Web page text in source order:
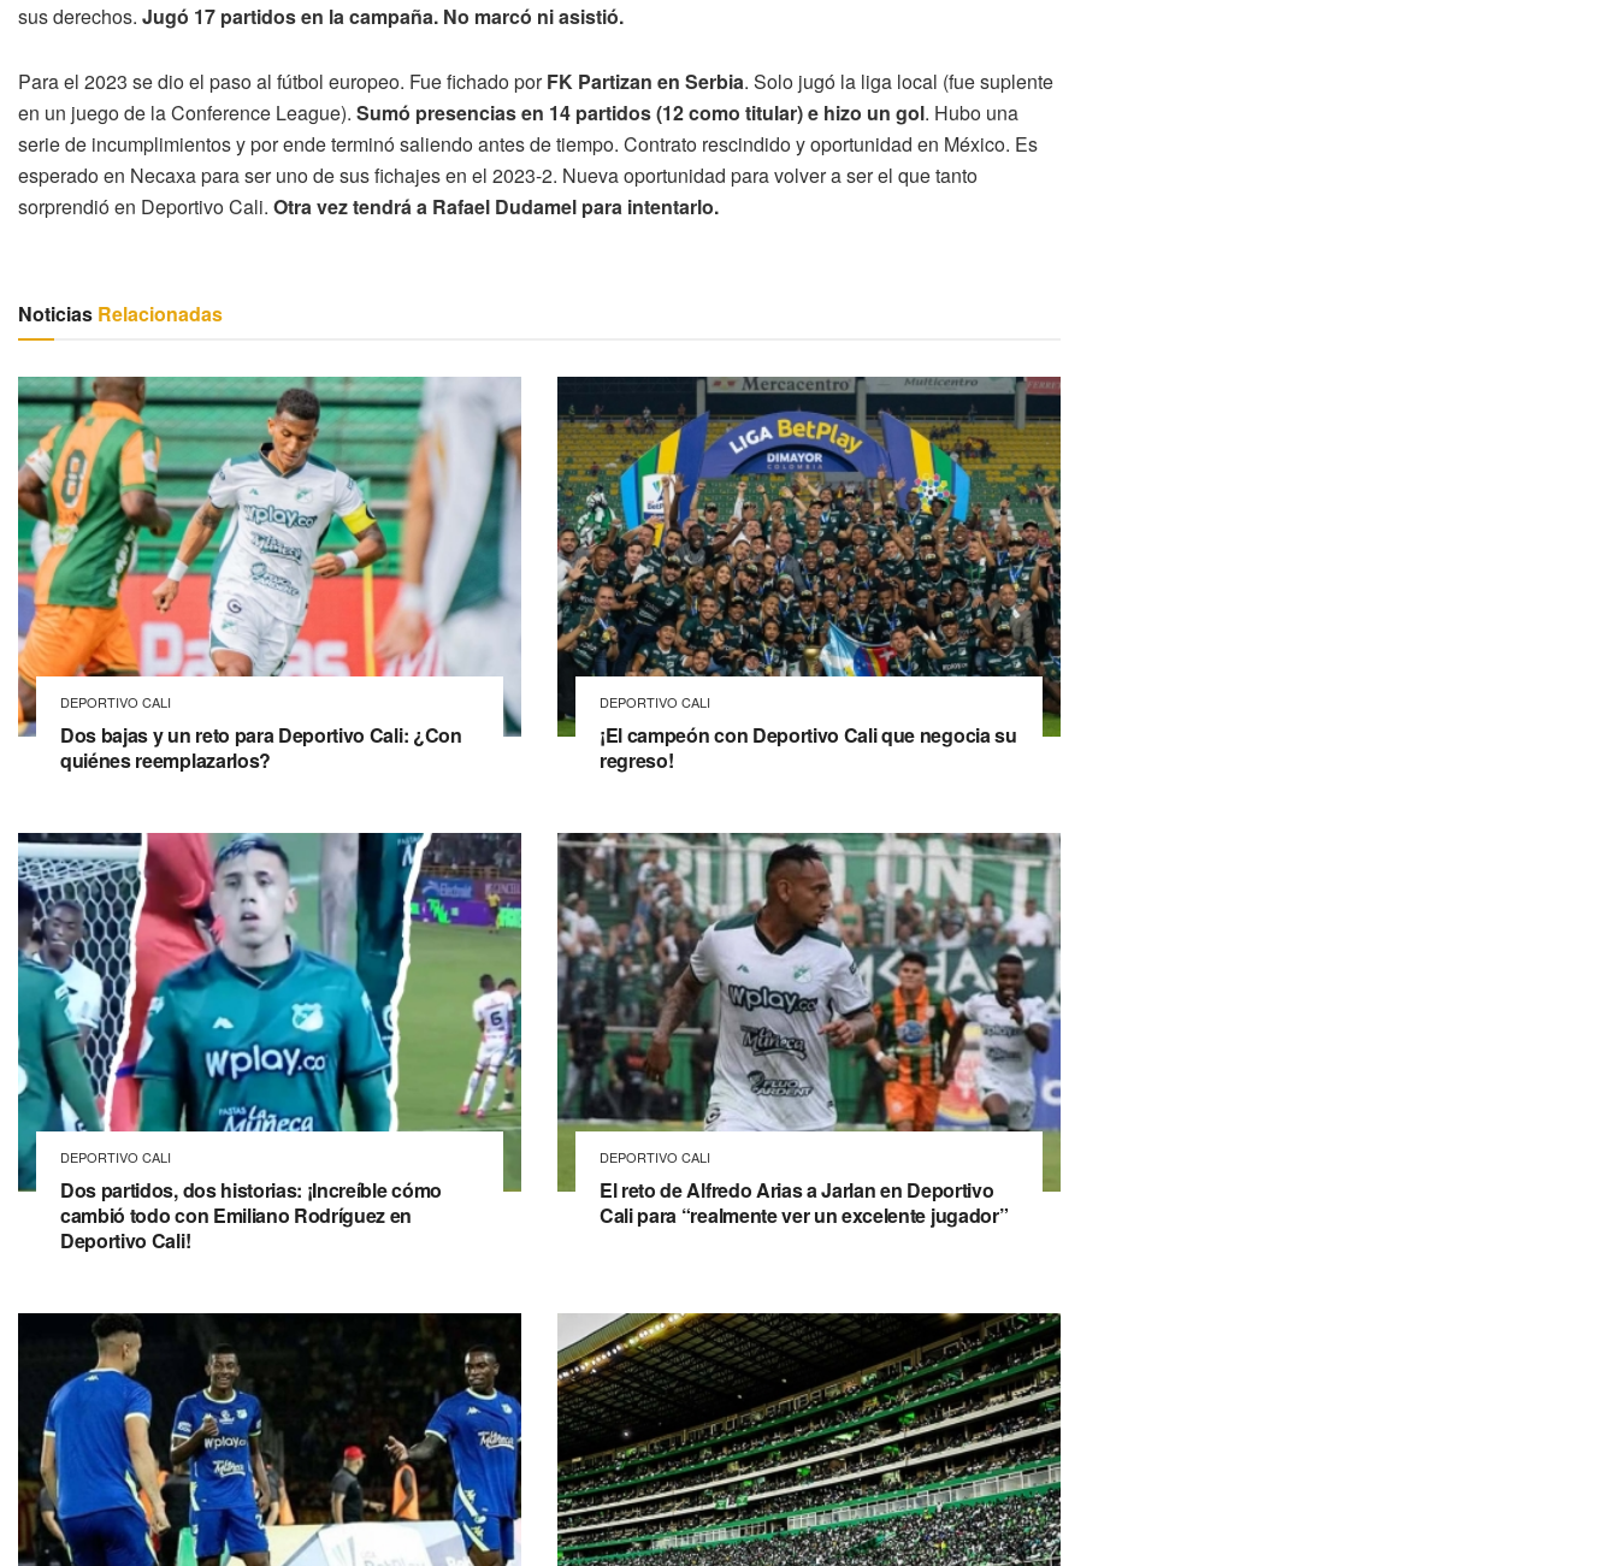
sus derechos. Jugó 17 partidos en la campaña. No marcó ni asistió.
Para el 2023 se dio el paso al fútbol europeo. Fue fichado porFK Partizan en Serbia. Solo jugó la liga local (fue suplente
en un juego de la Conference League). Sumó presencias en 14 partidos (12 como titular) e hizo un gol. Hubo una
serie de incumplimientos y por ende terminó saliendo antes de tiempo. Contrato rescindido y oportunidad en México. Es
esperado en Necaxa para ser uno de sus fichajes en el 2023-2. Nueva oportunidad para volver a ser el que tanto
sorprendió en Deportivo Cali. Otra vez tendrá a Rafael Dudamel para intentarlo.
Noticias Relacionadas
DEPORTIVO CALI
Dos bajas y un reto para Deportivo Cali: ¿Con
quiénes reemplazarlos?
DEPORTIVO CALI
¡El campeón con Deportivo Cali que negocia su
regreso!
DEPORTIVO CALI
Dos partidos, dos historias: ¡Increíble cómo
cambió todo con Emiliano Rodríguez en
Deportivo Cali!
DEPORTIVO CALI
El reto de Alfredo Arias a Jarlan en Deportivo
Cali para “realmente ver un excelente jugador”